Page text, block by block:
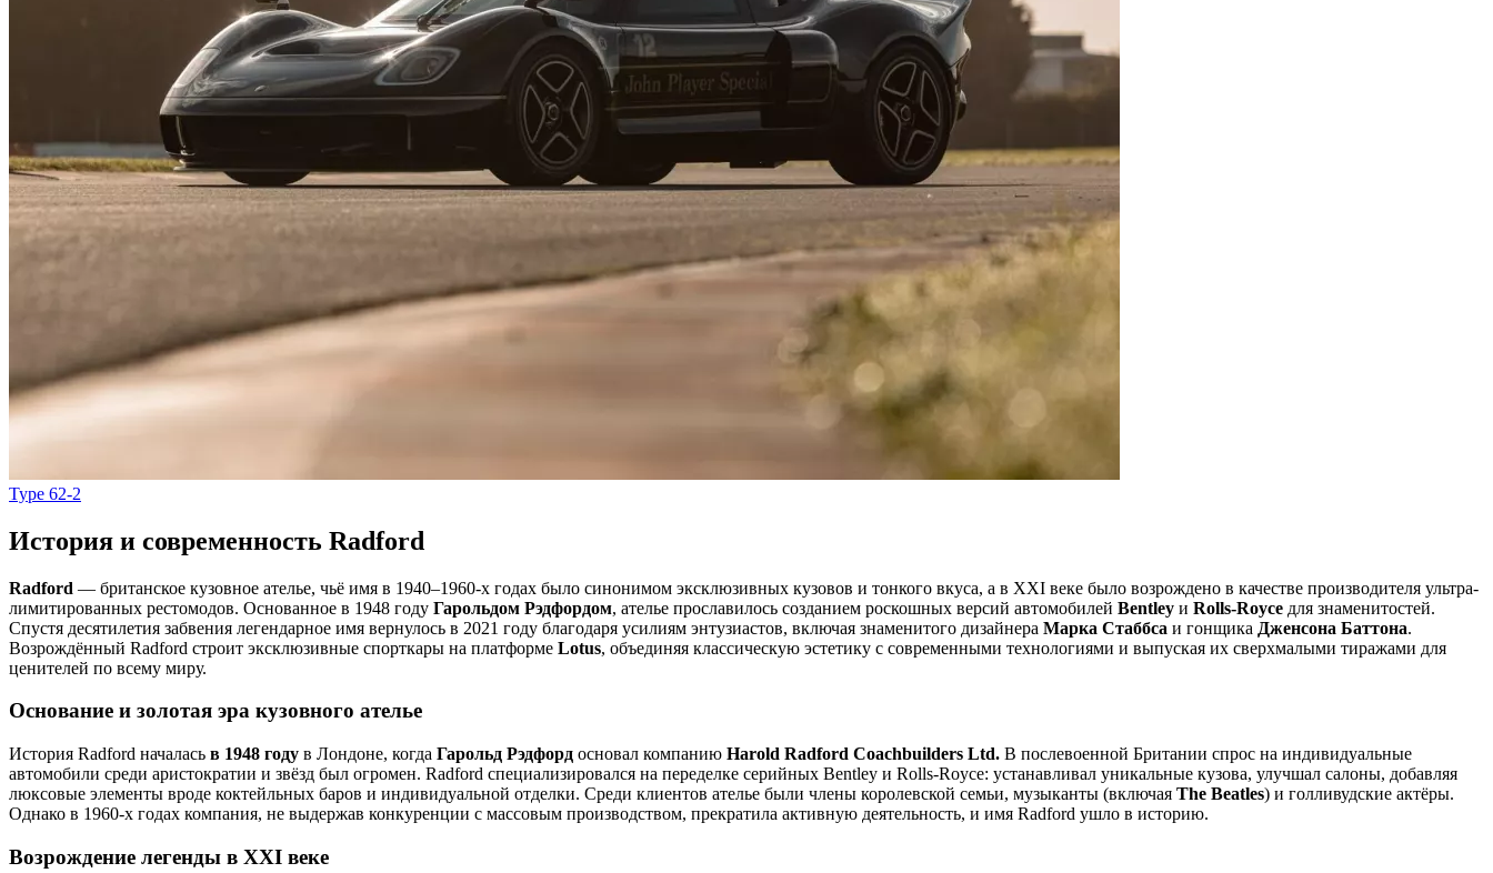
Type 62-2
История и современность Radford
Radford — британское кузовное ателье, чьё имя в 1940–1960-х годах было синонимом эксклюзивных кузовов и тонкого вкуса, а в XXI веке было возрождено в качестве производителя ультра-
лимитированных рестомодов. Основанное в 1948 году Гарольдом Рэдфордом, ателье прославилось созданием роскошных версий автомобилей Bentley и Rolls-Royce для знаменитостей.
Спустя десятилетия забвения легендарное имя вернулось в 2021 году благодаря усилиям энтузиастов, включая знаменитого дизайнера Марка Стаббса и гонщика Дженсона Баттона.
Возрождённый Radford строит эксклюзивные спорткары на платформе Lotus, объединяя классическую эстетику с современными технологиями и выпуская их сверхмалыми тиражами для
ценителей по всему миру.
Основание и золотая эра кузовного ателье
История Radford началась в 1948 году в Лондоне, когда Гарольд Рэдфорд основал компанию Harold Radford Coachbuilders Ltd. В послевоенной Британии спрос на индивидуальные
автомобили среди аристократии и звёзд был огромен. Radford специализировался на переделке серийных Bentley и Rolls-Royce: устанавливал уникальные кузова, улучшал салоны, добавляя
люксовые элементы вроде коктейльных баров и индивидуальной отделки. Среди клиентов ателье были члены королевской семьи, музыканты (включая The Beatles) и голливудские актёры.
Однако в 1960-х годах компания, не выдержав конкуренции с массовым производством, прекратила активную деятельность, и имя Radford ушло в историю.
Возрождение легенды в XXI веке